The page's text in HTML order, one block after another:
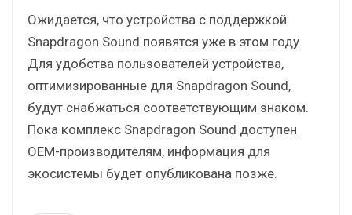
Ожидается, что устройства с поддержкой
Snapdragon Sound появятся уже в этом году.
Для удобства пользователей устройства,
оптимизированные для Snapdragon Sound,
будут снабжаться соответствующим знаком.
Пока комплекс Snapdragon Sound доступен
OEM-производителям, информация для
экосистемы будет опубликована позже.